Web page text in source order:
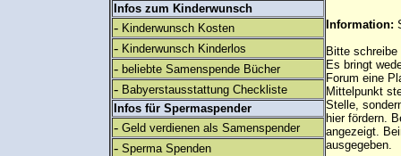
Infos zum Kinderwunsch
- Kinderwunsch Kosten
- Kinderwunsch Kinderlos
- beliebte Samenspende Bücher
- Babyerstausstattung Checkliste
Infos für Spermaspender
- Geld verdienen als Samenspender
- Sperma Spenden
Information:
Bitte
Es bringt
Forum eine
Mittelpunkt
Stelle,
hier fördern.
angezeigt.
ausgegeben.